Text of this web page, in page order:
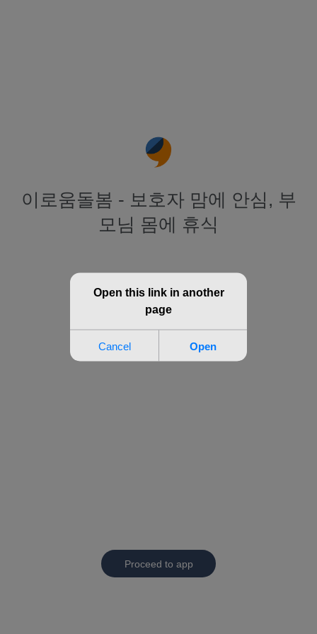
이로움돌봄 - 보호자 맘에 안심, 부
모님 몸에 휴식
Proceed to app